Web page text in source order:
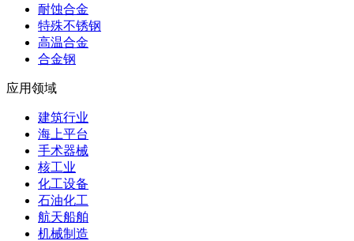
耐蚀合金
特殊不锈钢
高温合金
合金钢
应用领域
建筑行业
海上平台
手术器械
核工业
化工设备
石油化工
航天船舶
机械制造